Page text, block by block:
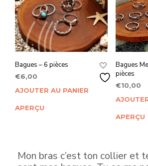
Bagues – 6 pièces
€6,00
AJOUTER AU PANIER
APERÇU
Bagues
pièces
€10,00
APERÇU
Mon bras c’est ton collier et